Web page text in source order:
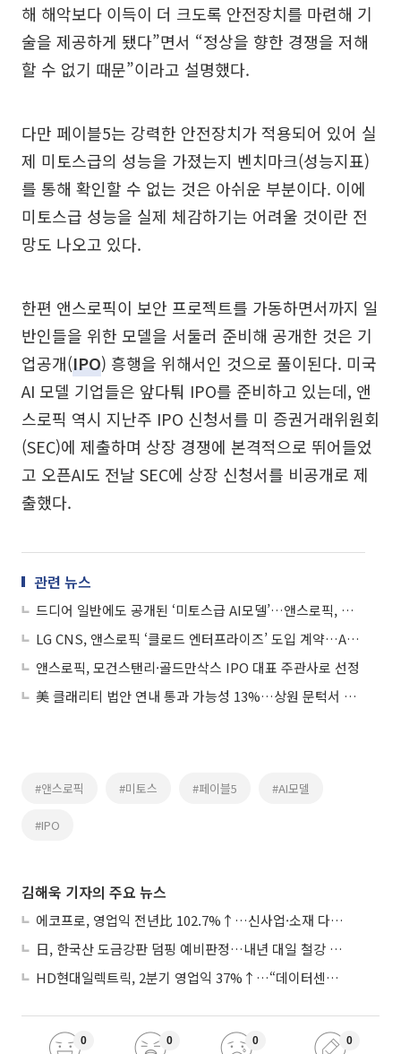
해 해악보다 이득이 더 크도록 안전장치를 마련해 기
술을 제공하게 됐다”면서 “정상을 향한 경쟁을 저해
할 수 없기 때문”이라고 설명했다.
다만 페이블5는 강력한 안전장치가 적용되어 있어 실
제 미토스급의 성능을 가졌는지 벤치마크(성능지표)
를 통해 확인할 수 없는 것은 아쉬운 부분이다. 이에
미토스급 성능을 실제 체감하기는 어려울 것이란 전
망도 나오고 있다.
한편 앤스로픽이 보안 프로젝트를 가동하면서까지 일
반인들을 위한 모델을 서둘러 준비해 공개한 것은 기
업공개(IPO) 흥행을 위해서인 것으로 풀이된다. 미국
AI 모델 기업들은 앞다퉈 IPO를 준비하고 있는데, 앤
스로픽 역시 지난주 IPO 신청서를 미 증권거래위원회
(SEC)에 제출하며 상장 경쟁에 본격적으로 뛰어들었
고 오픈AI도 전날 SEC에 상장 신청서를 비공개로 제
출했다.
관련 뉴스
드디어 일반에도 공개된 ‘미토스급 AI모델’…앤스로픽, 페이블5 출시
LG CNS, 앤스로픽 ‘클로드 엔터프라이즈’ 도입 계약…AX 사업 확대
앤스로픽, 모건스탠리·골드만삭스 IPO 대표 주관사로 선정
美 클래리티 법안 연내 통과 가능성 13%…상원 문턱서 제동
#앤스로픽 #미토스 #페이블5 #AI모델
#IPO
김해욱 기자의 주요 뉴스
에코프로, 영업익 전년比 102.7%↑…신사업·소재 다각화 박차
日, 한국산 도금강판 덤핑 예비판정…내년 대일 철강 수출 ‘빨간불’
HD현대일렉트릭, 2분기 영업익 37%↑…“데이터센터 사업, 새로운 성장 축”
0 0 0 0